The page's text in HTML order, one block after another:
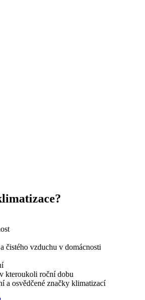
čistého vzduchu v domácnosti
kteroukoli roční dobu
a osvědčené značky klimatizací